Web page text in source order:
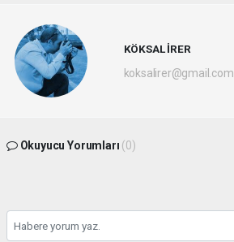
KÖKSAL İRER
koksalirer@gmail.com
Okuyucu Yorumları (0)